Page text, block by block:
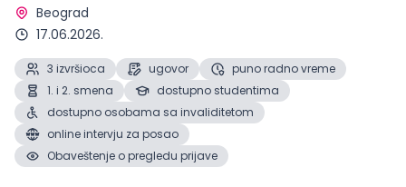
Beograd
17.06.2026.
3 izvršioca ugovor
puno radno vreme
1. i 2. smena
dostupno studentima
dostupno osobama sa invaliditetom
online intervju za posao
Obaveštenje o pregledu prijave